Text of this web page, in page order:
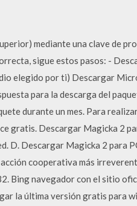
mediante una clave de
sigue estos pasos: -
elegido por ti) Descargar
para la descarga del
durante un mes. Para
gratis. Descargar Magicka 2
D. Descargar Magicka 2 para
cooperativa más
Bing navegador con el sitio
la última versión gratis para